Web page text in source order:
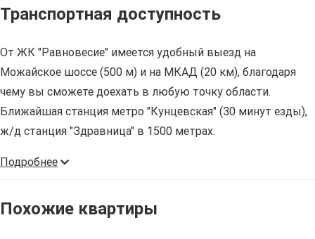
Транспортная доступность
От ЖК "Равновесие" имеется удобный выезд на
Можайское шоссе (500 м) и на МКАД (20 км), благодаря
чему вы сможете доехать в любую точку области.
Ближайшая станция метро "Кунцевская" (30 минут езды),
ж/д станция "Здравница" в 1500 метрах.
Подробнее
Похожие квартиры